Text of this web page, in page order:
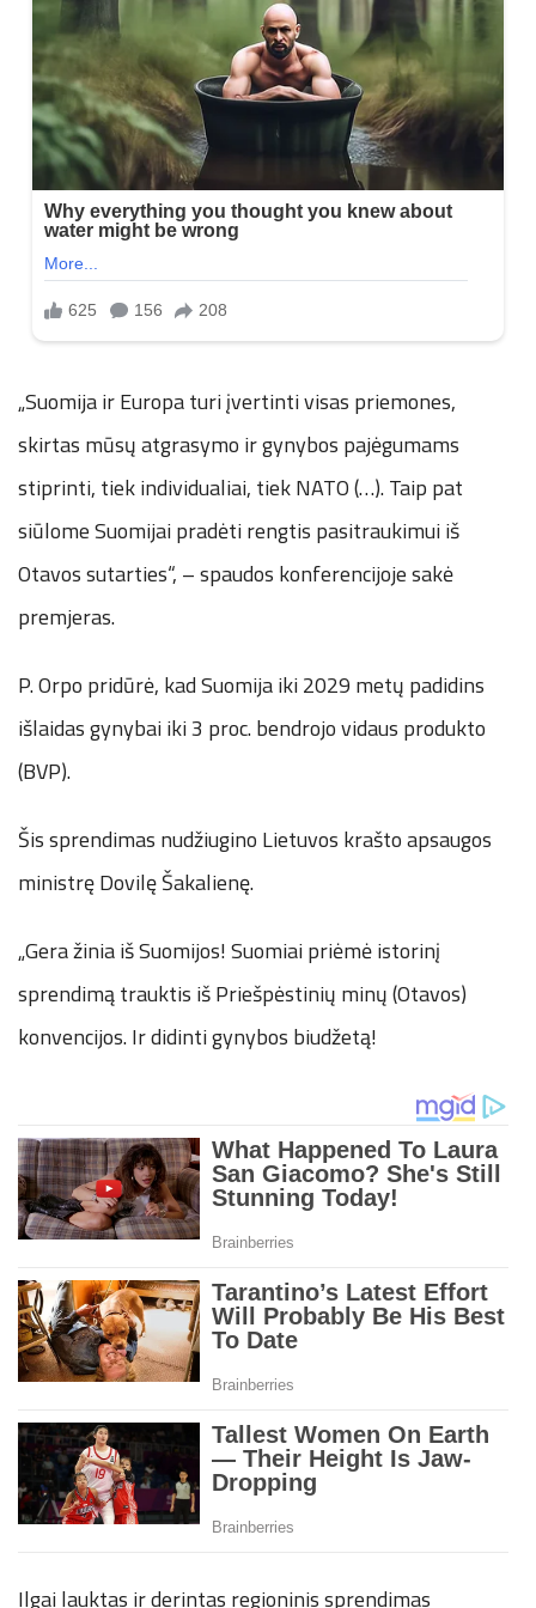
„Suomija ir Europa turi įvertinti visas priemones,
skirtas mūsų atgrasymo ir gynybos pajėgumams
stiprinti, tiek individualiai, tiek NATO (…). Taip pat
siūlome Suomijai pradėti rengtis pasitraukimui iš
Otavos sutarties“, – spaudos konferencijoje sakė
premjeras.
P. Orpo pridūrė, kad Suomija iki 2029 metų padidins
išlaidas gynybai iki 3 proc. bendrojo vidaus produkto
(BVP).
Šis sprendimas nudžiugino Lietuvos krašto apsaugos
ministrę Dovilę Šakalienę.
„Gera žinia iš Suomijos! Suomiai priėmė istorinį
sprendimą trauktis iš Priešpėstinių minų (Otavos)
konvencijos. Ir didinti gynybos biudžetą!
Ilgai lauktas ir derintas regioninis sprendimas